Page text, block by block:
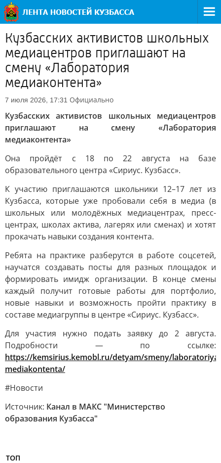
Кузбасских активистов школьных
медиацентров приглашают на
смену «Лаборатория
медиаконтента»
7 июля 2026, 17:31 Официально
Кузбасских активистов школьных медиацентров
приглашают на смену «Лаборатория
медиаконтента»
Она пройдёт с 18 по 22 августа на базе
образовательного центра «Сириус. Кузбасс».
К участию приглашаются школьники 12–17 лет из
Кузбасса, которые уже пробовали себя в медиа (в
школьных или молодёжных медиацентрах, пресс-
центрах, школах актива, лагерях или сменах) и хотят
прокачать навыки создания контента.
Ребята на практике разберутся в работе соцсетей,
научатся создавать посты для разных площадок и
формировать имидж организации. В конце смены
каждый получит готовые работы для портфолио,
новые навыки и возможность пройти практику в
составе медиагруппы в центре «Сириус. Кузбасс».
Для участия нужно подать заявку до 2 августа.
Подробности — по ссылке:
https://kemsirius.kemobl.ru/detyam/smeny/laboratoriya-
mediakontenta/
#Новости
Источник: Канал в МАКС "Министерство
образования Кузбасса"
ТОП